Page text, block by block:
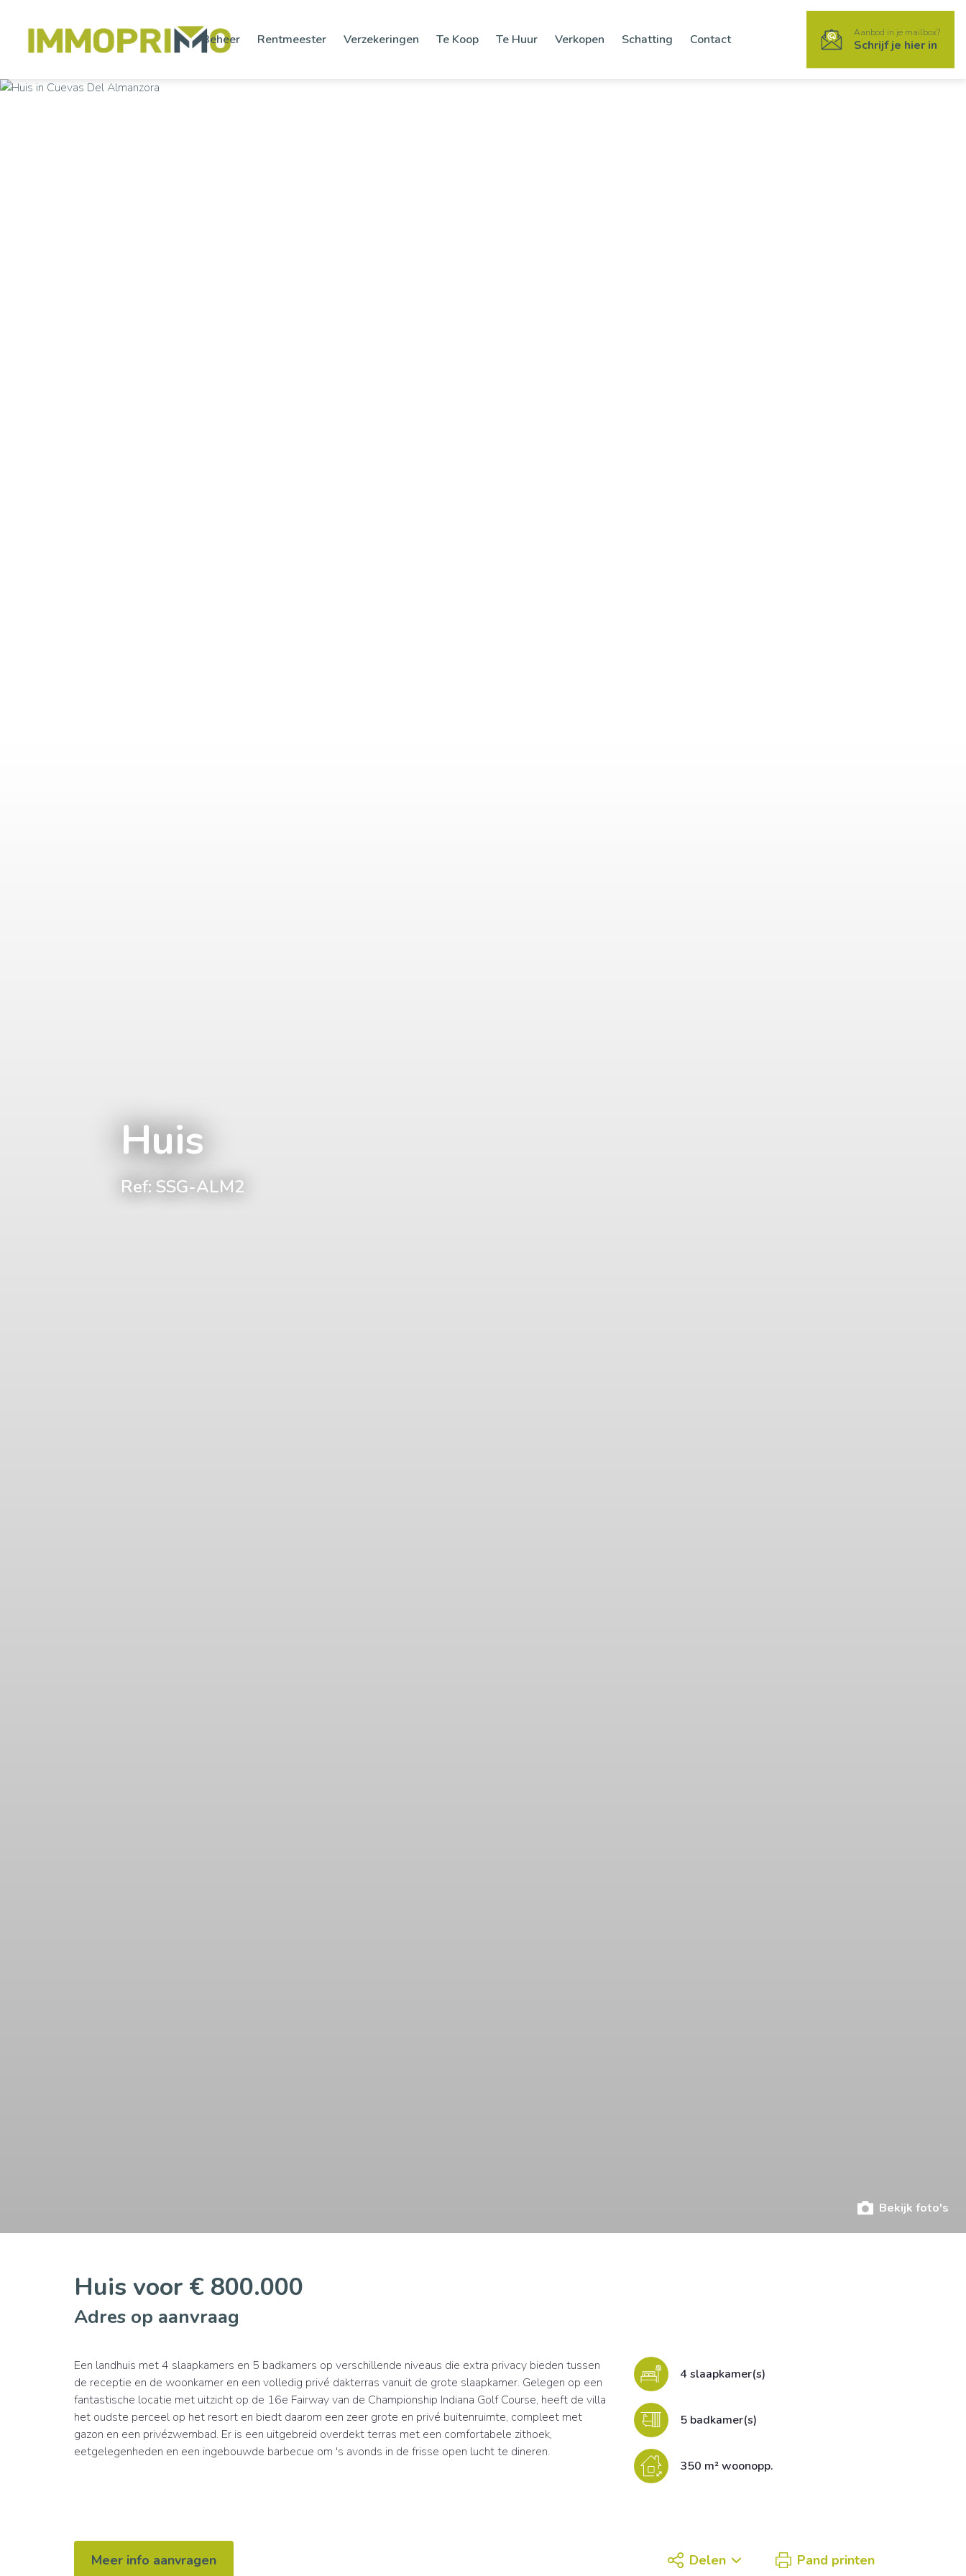
Beheer Rentmeester Verzekeringen Te Koop Te Huur Verkopen Schatting Contact Aanbod in je mailbox?
Schrijf je hier in
Bekijk foto's
Huis
Ref: SSG-ALM2
Huis voor € 800.000
Adres op aanvraag
Een landhuis met 4 slaapkamers en 5 badkamers op verschillende niveaus die extra privacy bieden tussen
de receptie en de woonkamer en een volledig privé dakterras vanuit de grote slaapkamer. Gelegen op een
fantastische locatie met uitzicht op de 16e Fairway van de Championship Indiana Golf Course, heeft de villa
het oudste perceel op het resort en biedt daarom een zeer grote en privé buitenruimte, compleet met
gazon en een privézwembad. Er is een uitgebreid overdekt terras met een comfortabele zithoek,
eetgelegenheden en een ingebouwde barbecue om 's avonds in de frisse open lucht te dineren.
4 slaapkamer(s)
5 badkamer(s)
350 m² woonopp.
Meer info aanvragen Delen Pand printen